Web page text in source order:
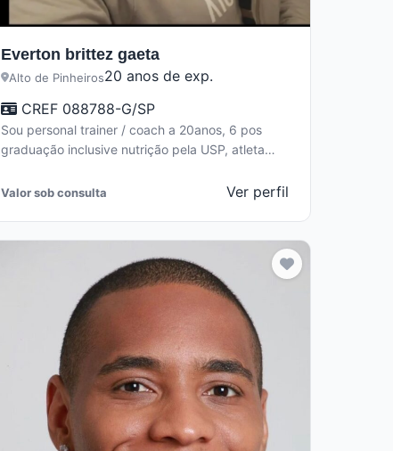
Everton brittez gaeta
Alto de Pinheiros20 anos de exp.
CREF 088788-G/SP
Sou personal trainer / coach a 20anos, 6 pos
graduação inclusive nutrição pela USP, atleta
Valor sob consulta Ver perfil